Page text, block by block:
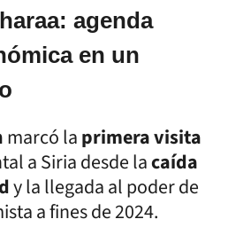
agenda
en un
marcó laprimera visita
a Siria desde lacaída
y la llegada al poder de
a fines de 2024.